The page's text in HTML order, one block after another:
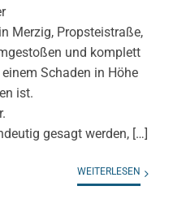
Merzig, Propsteistraße,
und komplett
Schaden in Höhe
ist.
gesagt werden, […]
WEITERLESEN